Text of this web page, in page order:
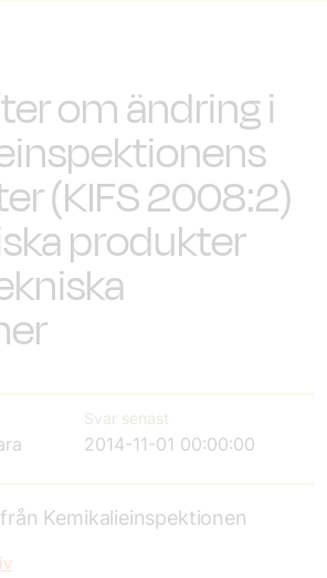
om ändring i
(KIFS 2008:2)
produkter
Svar senast
2014-11-01 00:00:00
Kemikalieinspektionen